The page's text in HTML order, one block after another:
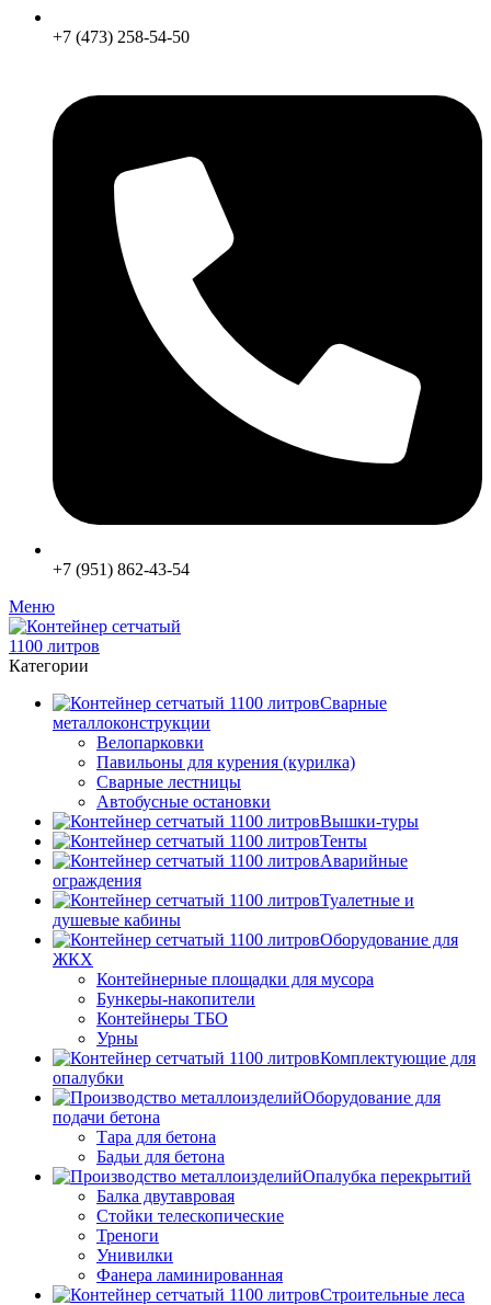
+7 (473) 258-54-50
+7 (951) 862-43-54
Меню
Категории
Сварные
металлоконструкции
Велопарковки
Павильоны для курения (курилка)
Сварные лестницы
Автобусные остановки
Вышки-туры
Тенты
Аварийные
ограждения
Туалетные и
душевые кабины
Оборудование для
ЖКХ
Контейнерные площадки для мусора
Бункеры-накопители
Контейнеры ТБО
Урны
Комплектующие для
опалубки
Оборудование для
подачи бетона
Тара для бетона
Бадьи для бетона
Опалубка перекрытий
Балка двутавровая
Стойки телескопические
Треноги
Унивилки
Фанера ламинированная
Строительные леса